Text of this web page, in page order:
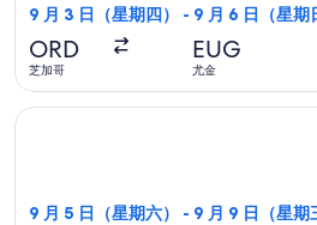
9 月 3 日（星期四） - 9 月 6 日（星期
ORD
芝加哥
EUG
尤金
9 月 5 日（星期六） - 9 月 9 日（星期
选择联合航空航班，9 月 5 日（星